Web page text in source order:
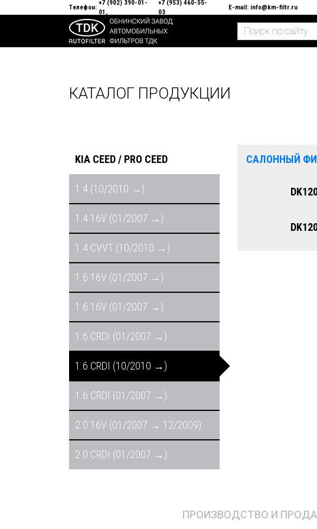
Телефон:
+7 (902) 390-01-
01
+7 (953) 460-55-
03
E-mail: info@km-filtr.ru
КАТАЛОГ ПРОДУКЦИИ
KIA CEED / PRO CEED
1.4 (10/2010 →)
1.4 16V (01/2007 →)
1.4 CVVT (10/2010 →)
1.6 16V (01/2007 →)
1.6 16V (01/2007 →)
1.6 CRDI (01/2007 →)
1.6 CRDI (10/2010 →)
1.6 CRDI (01/2007 →)
2.0 16V (01/2007 → 12/2009)
2.0 CRDI (01/2007 →)
САЛОННЫЙ
ПРОИЗВОДСТВО И